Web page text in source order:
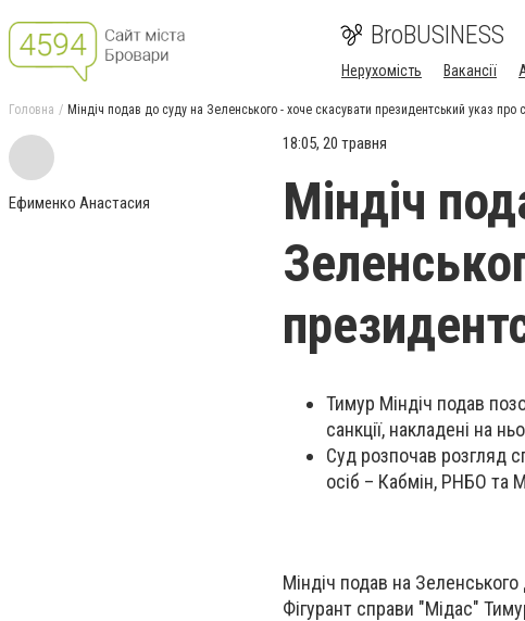
BroBUSINESS
Нерухомість Вакансії
Головна Міндіч подав до суду на Зеленського - хоче скасувати президентський указ про
Ефименко Анастасия
18:05, 20 травня
Міндіч
Тимур Міндіч подав
санкції, накладені на
Суд розпочав розгляд
осіб – Кабмін, РНБО та
Міндіч подав на
Фігурант справи "Мідас"